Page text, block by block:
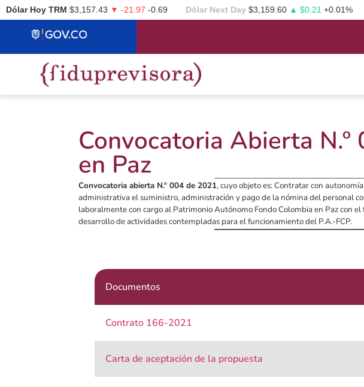
Dólar Hoy TRM $3,157.43 ▼ -21.97 -0.69 Dólar Next Day $3,159.60 ▲ $0.21 +0.01%
Convocatoria Abierta
en Paz
Convocatoria abierta N.º 004 de 2021, cuyo objeto es: Contratar con
administrativa el suministro, administración y pago de la nómina del personal
laboralmente con cargo al Patrimonio Autónomo Fondo Colombia en Paz con
desarrollo de actividades contempladas para el funcionamiento del P.A.-FCP.
Documentos
Contrato 166-2021
Carta de aceptación de la propuesta